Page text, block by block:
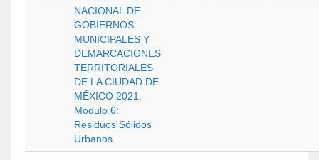
NACIONAL DE
GOBIERNOS
MUNICIPALES Y
DEMARCACIONES
TERRITORIALES
DE LA CIUDAD DE
MÉXICO 2021,
Módulo 6:
Residuos Sólidos
Urbanos